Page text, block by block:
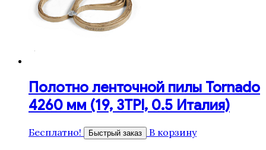
Полотно ленточной пилы Tornado
4260 мм (19, 3TPI, 0.5 Италия)
Бесплатно! Быстрый заказ В корзину